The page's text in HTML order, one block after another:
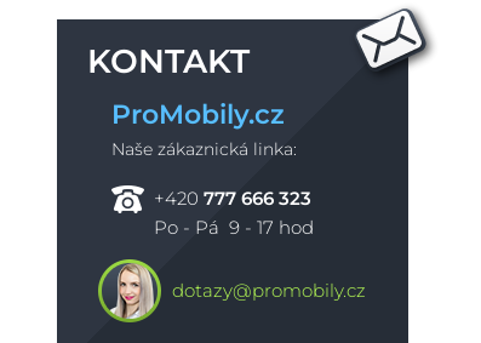
KONTAKT
ProMobily.cz
Naše zákaznická linka:
+420 777 666 323
Po - Pá 9 - 17 hod
dotazy@promobily.cz